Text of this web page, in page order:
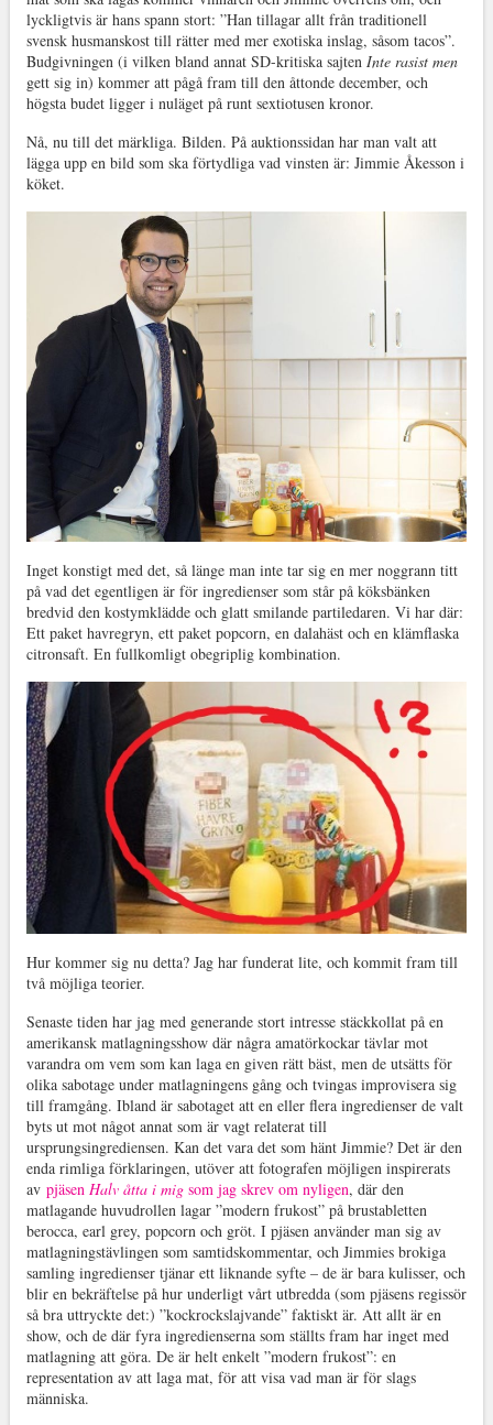
lyckligtvis är hans spann stort: ”Han tillagar allt från traditionell
svensk husmanskost till rätter med mer exotiska inslag, såsom tacos”.
Budgivningen (i vilken bland annat SD-kritiska sajten Inte rasist men
gett sig in) kommer att pågå fram till den åttonde december, och
högsta budet ligger i nuläget på runt sextiotusen kronor.
Nå, nu till det märkliga. Bilden. På auktionssidan har man valt att
lägga upp en bild som ska förtydliga vad vinsten är: Jimmie Åkesson i
köket.
Inget konstigt med det, så länge man inte tar sig en mer noggrann titt
på vad det egentligen är för ingredienser som står på köksbänken
bredvid den kostymklädde och glatt smilande partiledaren. Vi har där:
Ett paket havregryn, ett paket popcorn, en dalahäst och en klämflaska
citronsaft. En fullkomligt obegriplig kombination.
Hur kommer sig nu detta? Jag har funderat lite, och kommit fram till
två möjliga teorier.
Senaste tiden har jag med generande stort intresse stäckkollat på en
amerikansk matlagningsshow där några amatörkockar tävlar mot
varandra om vem som kan laga en given rätt bäst, men de utsätts för
olika sabotage under matlagningens gång och tvingas improvisera sig
till framgång. Ibland är sabotaget att en eller flera ingredienser de valt
byts ut mot något annat som är vagt relaterat till
ursprungsingrediensen. Kan det vara det som hänt Jimmie? Det är den
enda rimliga förklaringen, utöver att fotografen möjligen inspirerats
av pjäsen Halv åtta i migsom jag skrev om nyligen, där den
matlagande huvudrollen lagar ”modern frukost” på brustabletten
berocca, earl grey, popcorn och gröt. I pjäsen använder man sig av
matlagningstävlingen som samtidskommentar, och Jimmies brokiga
samling ingredienser tjänar ett liknande syfte – de är bara kulisser, och
blir en bekräftelse på hur underligt vårt utbredda (som pjäsens regissör
så bra uttryckte det:) ”kockrockslajvande” faktiskt är. Att allt är en
show, och de där fyra ingredienserna som ställts fram har inget med
matlagning att göra. De är helt enkelt ”modern frukost”: en
representation av att laga mat, för att visa vad man är för slags
människa.